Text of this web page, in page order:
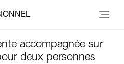
accompagnée sur
deux personnes